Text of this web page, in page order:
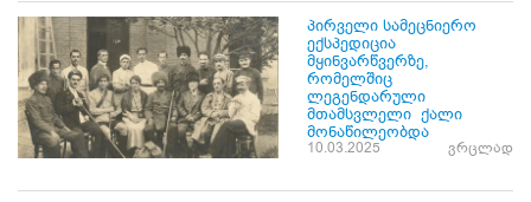
პირველი სამეცნიერო
ექსპედიცია
მყინვარწვერზე,
რომელშიც
ლეგენდარული
მთამსვლელი ქალი
მონაწილეობდა
10.03.2025 ვრცლად